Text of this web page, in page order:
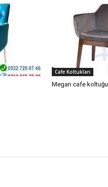
Cafe Koltukları
Megan cafe koltuğu